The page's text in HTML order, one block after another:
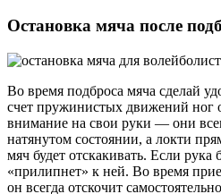
Остановка мяча после
Во время подброса мяча сделай
счет пружинистых движений ног
внимание на свои руки — они
натянутом состоянии, а локти
мяч будет отскакивать. Если рука
«прилипнет» к ней. Во время
он всегда отскочит